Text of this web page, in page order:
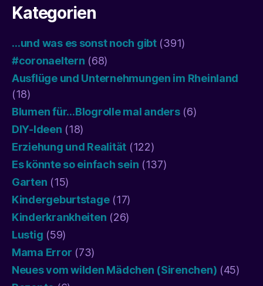
Kategorien
…und was es sonst noch gibt(391)
#coronaeltern (68)
Ausflüge und Unternehmungen im Rheinland
(18)
Blumen für…Blogrolle mal anders(6)
DIY-Ideen (18)
Erziehung und Realität (122)
Es könnte so einfach sein (137)
Garten (15)
Kindergeburtstage(17)
Kinderkrankheiten (26)
Lustig (59)
Mama Error (73)
Neues vom wilden Mädchen (Sirenchen) (45)